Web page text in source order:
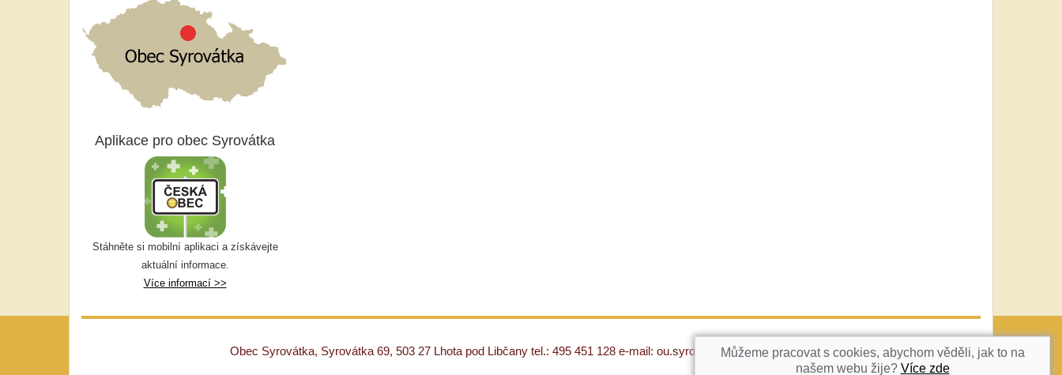
Aplikace pro obec Syrovátka
Stáhněte si mobilní aplikaci a získávejte
aktuální informace.
Více informací >>
NAHORU
Obec Syrovátka, Syrovátka 69, 503 27 Lhota pod Libčany tel.: 495 451 128 e-mail: ou.syrovatka@c-box.czMůžeme pracovat s cookies, abychom věděli, jak to na
našem webu žije? Více zde